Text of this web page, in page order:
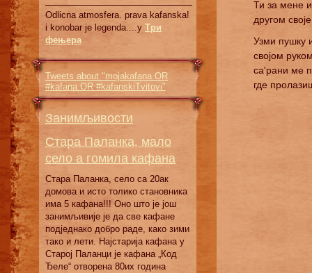
Odlicna atmosfera. prava kafanska!
i konobar je legenda....у Три
фењера
Tweets about "mojakafana OR
#kafana OR #kafanskiTvitovi"
Занимљивости
Стара Паланка, мало
село а гомила кафана
Стара Паланка, село са 20ак
домова и исто толико становника
има 5 кафана!!! Оно што је још
занимљивије је да све кафане
подједнако добро раде, како зими
тако и лети. Најстарија кафана у
Старој Паланци је кафана „Код
Ђеле“ отворена 80их година
Ти за мене
другом
Узми пушку
својом
са'рани ме
где